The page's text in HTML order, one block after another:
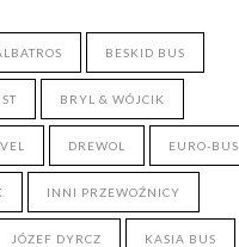
BESKID BUS
BRYL & WÓJCIK
DREWOL EURO-BUS
INNI PRZEWOŹNICY
JÓZEF DYRCZ KASIA BUS